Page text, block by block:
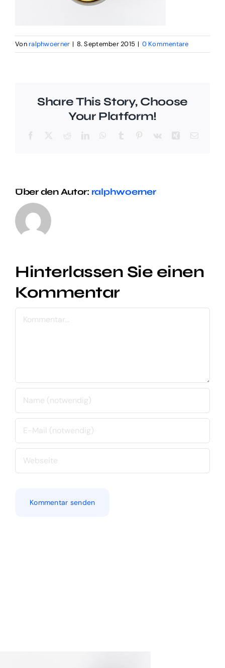
Vonralphwoerner | 8. September 2015 | 0 Kommentare
Share This Story, Choose
Your Platform!
Facebook RedditLinkedInWhatsApp
Tumblr Pinterest
Vk XingE-
Über den Autor: ralphwoerner
Hinterlassen Sie einen
Kommentar
Kommentar